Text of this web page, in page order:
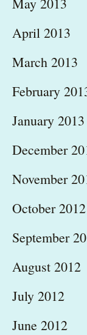
April 2013
March 2013
February
January 2013
December
November
October 2012
September
August 2012
July 2012
June 2012